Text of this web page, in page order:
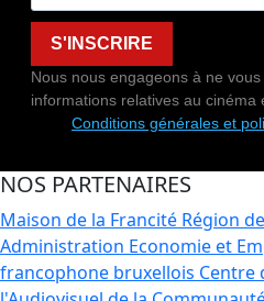
S'INSCRIRE
Nous nous engageons à ne
informations relatives au cinéma
Conditions générales et
NOS PARTENAIRES
Maison de la Francité Région
Administration Economie et
francophone bruxellois Centre